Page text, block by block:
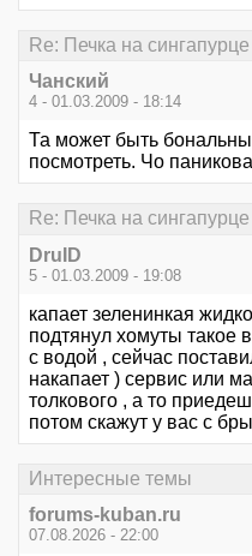
Re: Печка на сингапурце
Чанский
4 - 01.03.2009 - 18:14
Та может быть
посмотреть. Чо
Re: Печка на сингапурце
DruID
5 - 01.03.2009 - 19:08
капает зеленинкая
подтянул хомуты такое
с водой , сейчас
накапает ) сервис или
толкового , а то
потом скажут у вас с
Интересные темы
forums-kuban.ru
07.08.2026 - 22:00